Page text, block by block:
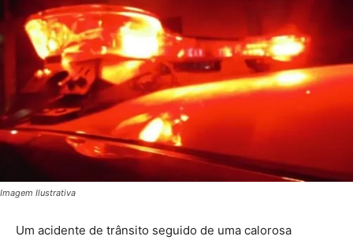
Imagem Ilustrativa
Um acidente de trânsito seguido de uma calorosa